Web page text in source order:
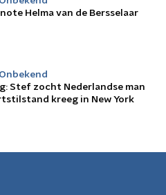
Helma van de Bersselaar
Stef zocht Nederlandse man
kreeg in New York